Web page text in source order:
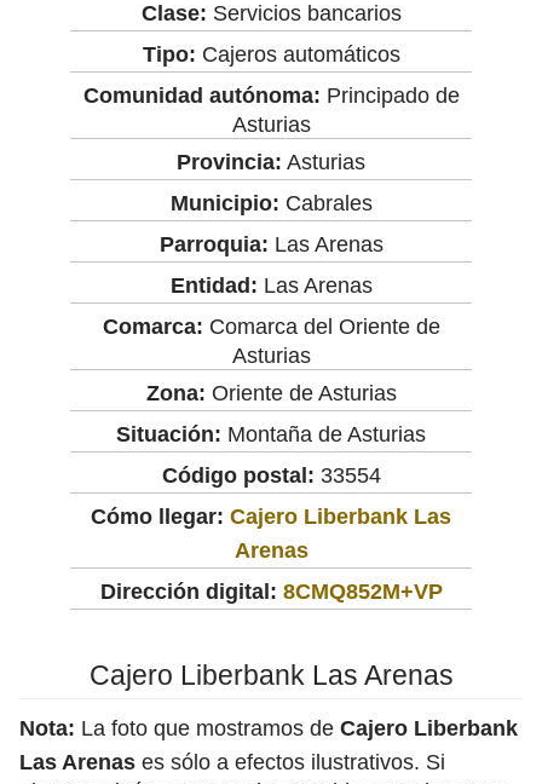
Clase: Servicios bancarios
Tipo: Cajeros automáticos
Comunidad autónoma: Principado de
Asturias
Provincia: Asturias
Municipio: Cabrales
Parroquia: Las Arenas
Entidad: Las Arenas
Comarca: Comarca del Oriente de
Asturias
Zona: Oriente de Asturias
Situación: Montaña de Asturias
Código postal: 33554
Cómo llegar: Cajero Liberbank Las
Arenas
Dirección digital: 8CMQ852M+VP
Cajero Liberbank Las Arenas
Nota: La foto que mostramos de Cajero Liberbank
Las Arenas es sólo a efectos ilustrativos. Si